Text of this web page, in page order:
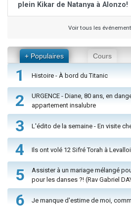
plein Kikar de Natanya à Alonzo!
Voir tous les
+ Populaires Cours
1 Histoire - À bord du Titanic
2
URGENCE - Diane, 80 ans, en
appartement insalubre
3 L'édito de la semaine - En visite
4 Ils ont volé 12 Sifré Torah à
5
Assister à un mariage mélangé
pour les danses ?! (Rav Gabriel
6 Je manque d'estime de moi,